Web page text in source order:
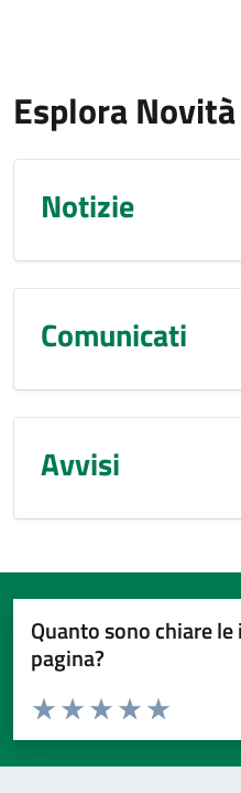
Esplora Novità
Notizie
Comunicati
Avvisi
Quanto sono chiare
pagina?
Valuta da 1 a 5 stelle la pagina
Valuta 5
Valuta 4 stelle
Valuta 3 stelle su 5
Valuta 2 stelle su 5
Valuta 1 stelle su 5